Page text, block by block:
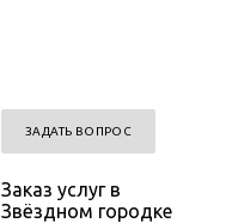
ЗАДАТЬ ВОПРОС
Заказ услуг в
Звёздном городке